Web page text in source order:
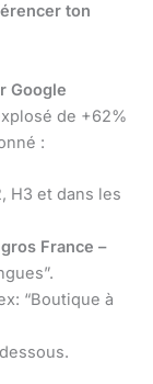
ton
Google
de +62%
:
H3 et dans les
France –
“Boutique à